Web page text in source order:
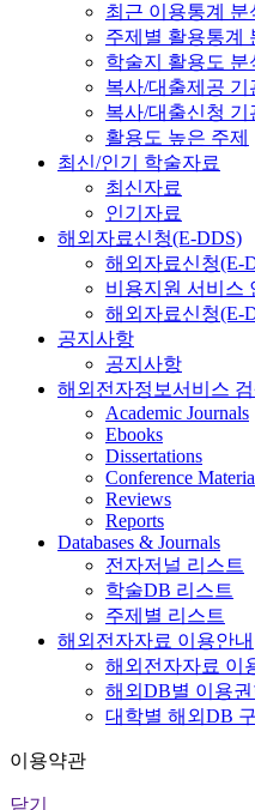
최근 이용통계 분
주제별 활용통계
학술지 활용도 분
복사/대출제공 기
복사/대출신청 기
활용도 높은 주제
최신/인기 학술자료
최신자료
인기자료
해외자료신청(E-DDS)
해외자료신청(E-
비용지원 서비스
해외자료신청(E-
공지사항
공지사항
해외전자정보서비스
Academic Journals
Ebooks
Dissertations
Conference
Reviews
Reports
Databases & Journals
전자저널 리스트
학술DB 리스트
주제별 리스트
해외전자자료 이용안내
해외전자자료 이
해외DB별 이용
대학별 해외DB
이용약관
닫기